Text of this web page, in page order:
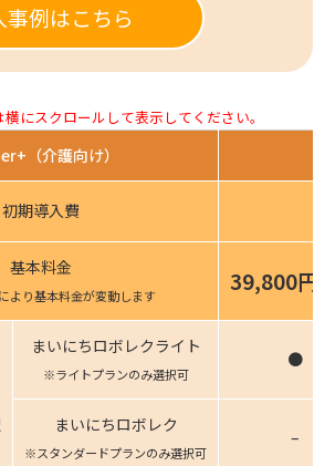
事例はこちら
にスクロールして表示してください。
（介護向け）
初期導入費
基本料金
より基本料金が変動します 39,800円
まいにちロボレクライト
※ライトプランのみ選択可
●
まいにちロボレク
※スタンダードプランのみ選択可
–